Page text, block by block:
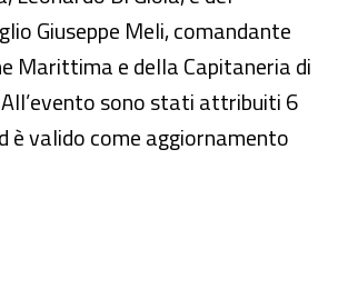
Giuseppe Meli, comandante
Marittima e della Capitaneria di
sono stati attribuiti 6
è valido come aggiornamento